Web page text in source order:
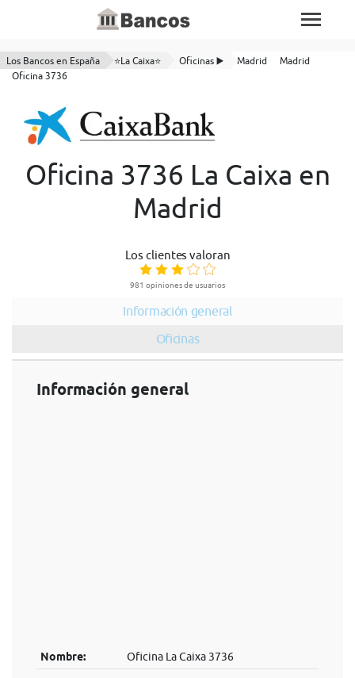
Los Bancos en España ⭐La Caixa⭐ Oficinas ▶️ Madrid
Madrid
Oficina 3736
Oficina 3736 La Caixa en
Madrid
Los clientes valoran
981 opiniones de usuarios
Información general
Oficinas
Información general
Nombre: Oficina La Caixa 3736